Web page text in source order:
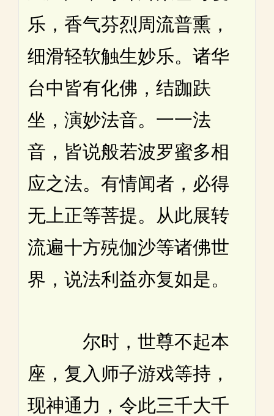
乐，香气芬烈周流普熏，
细滑轻软触生妙乐。诸华
台中皆有化佛，结跏趺
坐，演妙法音。一一法
音，皆说般若波罗蜜多相
应之法。有情闻者，必得
无上正等菩提。从此展转
流遍十方殑伽沙等诸佛世
界，说法利益亦复如是。
尔时，世尊不起本
座，复入师子游戏等持，
现神通力，令此三千大千